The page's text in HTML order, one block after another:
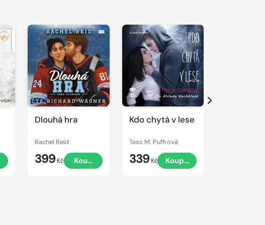
Dlouhá hra
Rachel Reid
399 Kč Koupit
Přehrát
ukázku
Kdo chytá v lese
Tess M. Puffrová
339 Kč Koupit
Přehrát
ukázku
Další